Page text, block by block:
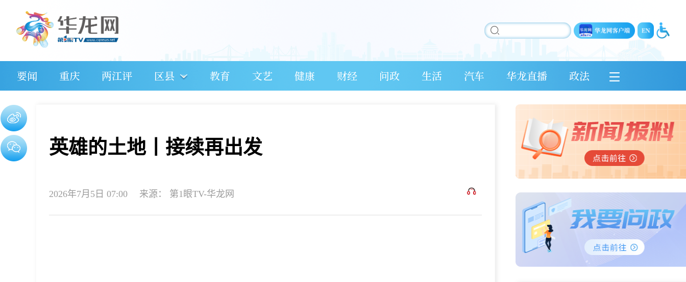
要闻 重庆 两江评 区县 教育 文艺 健康 财经 问政 生活 汽车 华龙直播 政法
英雄的土地丨接续再出发
2026年7月5日 07:00 来源： 第1眼TV-华龙网